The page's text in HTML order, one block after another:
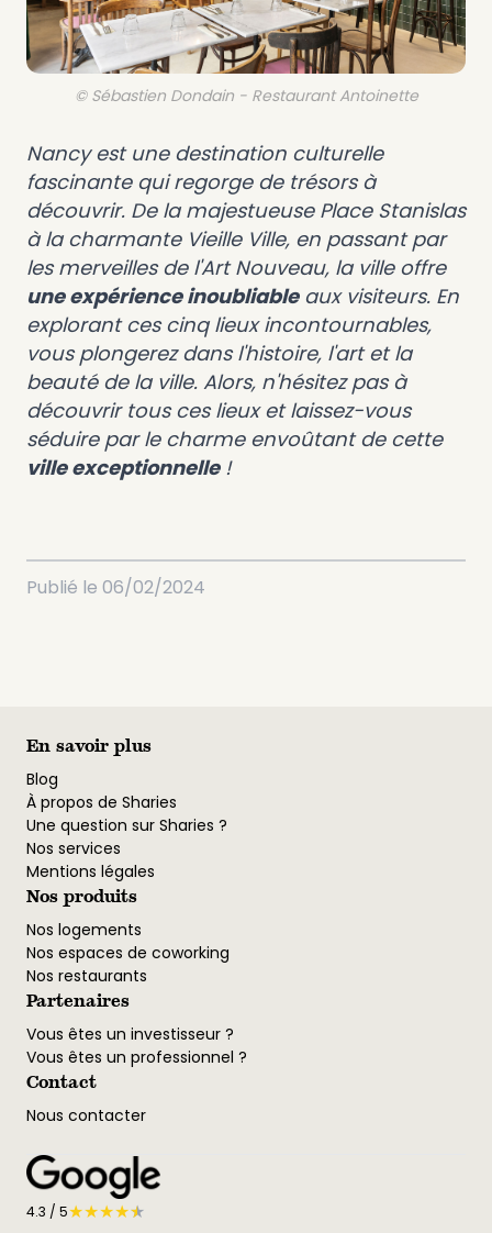
© Sébastien Dondain - Restaurant Antoinette
Nancy est une destination culturelle
fascinante qui regorge de trésors à
découvrir. De la majestueuse Place Stanislas
à la charmante Vieille Ville, en passant par
les merveilles de l'Art Nouveau, la ville offre
une expérience inoubliableaux visiteurs. En
explorant ces cinq lieux incontournables,
vous plongerez dans l'histoire, l'art et la
beauté de la ville. Alors, n'hésitez pas à
découvrir tous ces lieux et laissez-vous
séduire par le charme envoûtant de cette
ville exceptionnelle!
Publié le 06/02/2024
En savoir plus
Blog
À propos de Sharies
Une question sur Sharies ?
Nos services
Mentions légales
Nos produits
Nos logements
Nos espaces de coworking
Nos restaurants
Partenaires
Vous êtes un investisseur ?
Vous êtes un professionnel ?
Contact
Nous contacter
4.3 / 5★★★★★
★